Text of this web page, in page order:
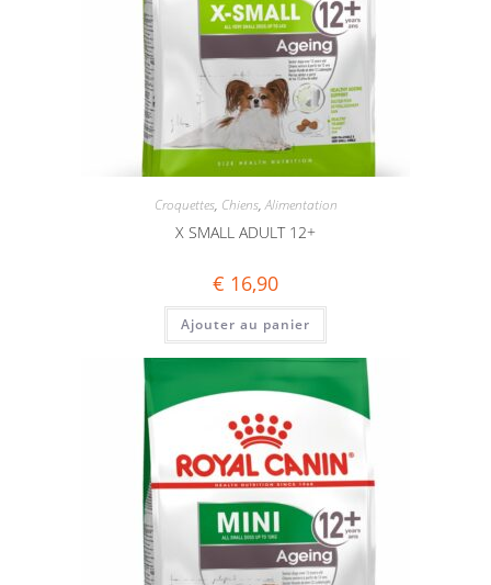
Croquettes, Chiens,Alimentation
X SMALL ADULT 12+
€ 16,90
Ajouter au panier